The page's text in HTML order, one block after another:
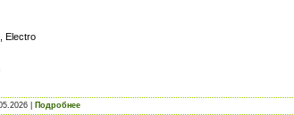
Electro
Подробнее